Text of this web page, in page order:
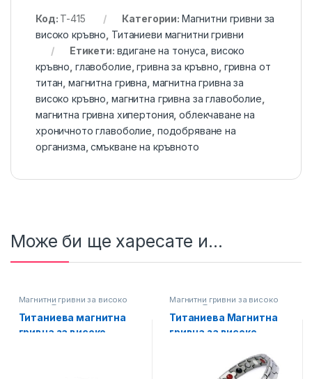
Код: T-415 Категории: Магнитни гривни за
високо кръвно Титаниеви магнитни гривни
Етикети: вдигане на тонуса високо
кръвно главоболие ,гривна за кръвно гривна от
титан ,магнитна гривна магнитна гривна за
високо кръвно магнитна гривна за главоболие
магнитна гривна хипертония ,облекчаване на
хроничното главоболие подобряване на
организма ,смъкване на кръвното
Може би ще харесате и...
Магнитни гривни за високо
,Титаниеви магнитни
гривни
Титаниева магнитна
гривна за високо
Магнитни гривни за високо
Титаниеви магнитни
гривни
Титаниева Магнитна
гривна за високо
Сребриста, Код: Т-416